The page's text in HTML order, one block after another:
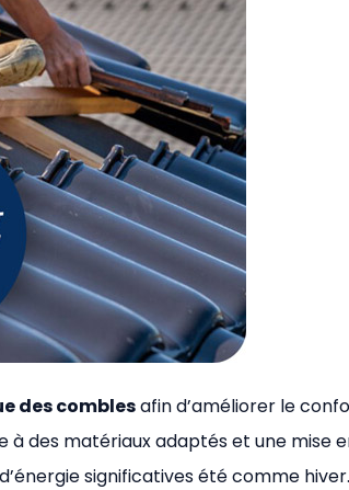
des comblesafin d’améliorer le
des matériaux adaptés et une mise
significatives été comme hiver.